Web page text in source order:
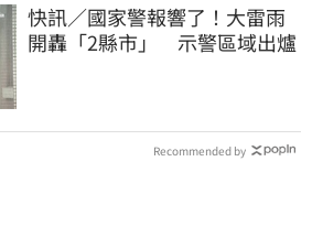
快訊／國家警報響了！大雷雨
開轟「2縣市」 示警區域出爐
Recommended by